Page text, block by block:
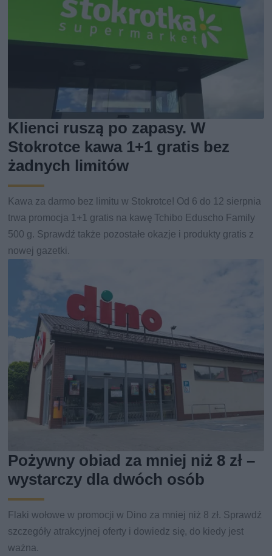
Klienci ruszą po zapasy. W
Stokrotce kawa 1+1 gratis bez
żadnych limitów
Kawa za darmo bez limitu w Stokrotce! Od 6 do 12 sierpnia
trwa promocja 1+1 gratis na kawę Tchibo Eduscho Family
500 g. Sprawdź także pozostałe okazje i produkty gratis z
nowej gazetki.
Pożywny obiad za mniej niż 8 zł –
wystarczy dla dwóch osób
Flaki wołowe w promocji w Dino za mniej niż 8 zł. Sprawdź
szczegóły atrakcyjnej oferty i dowiedz się, do kiedy jest
ważna.